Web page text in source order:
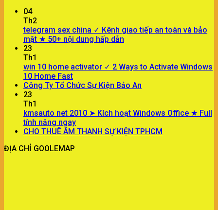
04
Th2
telegram sex china ✓ Kênh giao tiếp an toàn và bảo
mật ★ 50+ nội dung hấp dẫn
23
Th1
win 10 home activator ✓ 2 Ways to Activate Windows
10 Home Fast
Công Ty Tổ Chức Sự Kiện Bảo An
23
Th1
kmsauto net 2010 ➤ Kích hoạt Windows Office ★ Full
tính năng ngay
CHO THUÊ ÂM THANH SỰ KIỆN TPHCM
ĐỊA CHỈ GOOLEMAP